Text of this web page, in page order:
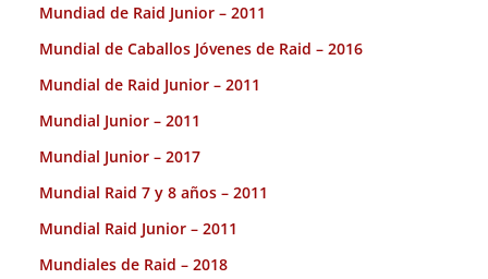
Mundiad de Raid Junior – 2011
Mundial de Caballos Jóvenes de Raid – 2016
Mundial de Raid Junior – 2011
Mundial Junior – 2011
Mundial Junior – 2017
Mundial Raid 7 y 8 años – 2011
Mundial Raid Junior – 2011
Mundiales de Raid – 2018